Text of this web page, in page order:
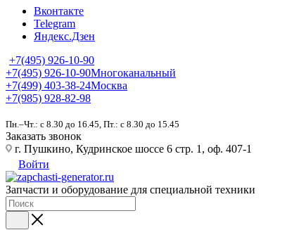
Вконтакте
Telegram
Яндекс.Дзен
+7(495) 926-10-90
+7(495) 926-10-90Многоканальный
+7(499) 403-38-24Москва
+7(985) 928-82-98
Пн.–Чт.: с 8.30 до 16.45, Пт.: с 8.30 до 15.45
Заказать звонок
г. Пушкино, Кудринское шоссе 6 стр. 1, оф. 407-1
Войти
Запчасти и оборудование для специальной техники